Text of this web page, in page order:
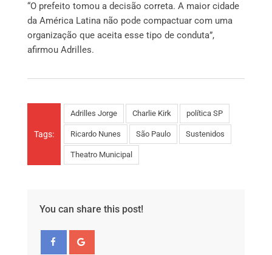
“O prefeito tomou a decisão correta. A maior cidade
da América Latina não pode compactuar com uma
organização que aceita esse tipo de conduta”,
afirmou Adrilles.
Tags:
Adrilles Jorge Charlie Kirk política SP
Ricardo Nunes São Paulo Sustenidos
Theatro Municipal
You can share this post!